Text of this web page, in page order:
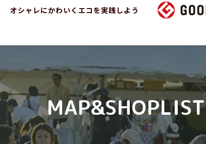
オシャレにかわいくエコを実践しよう
MAP&SHOPLIST